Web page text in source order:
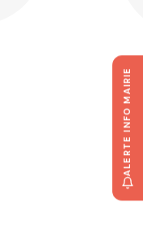
ALERTE INFO MAIRIE